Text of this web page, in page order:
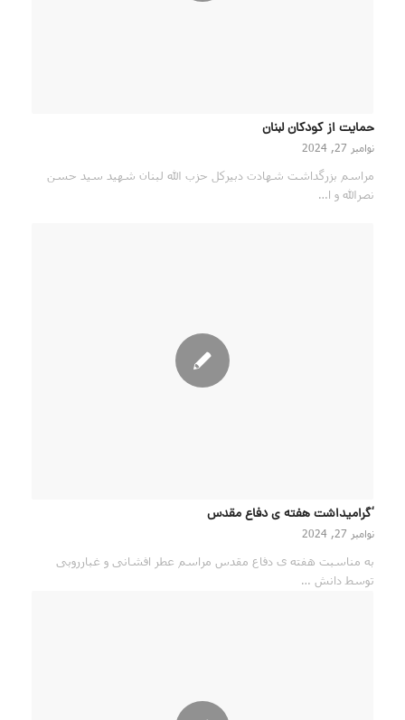
حمایت از کودکان لبنان
نوامبر 27, 2024
مراسم بزرگداشت شهادت دبیرکل حزب الله لبنان شهید سید حسن
نصرالله و ا…
‘گرامیداشت هفته ی دفاع مقدس
نوامبر 27, 2024
به مناسبت هفته ی دفاع مقدس مراسم عطر افشانی و غبارروبی
توسط دانش …